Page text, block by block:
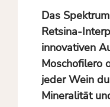
Das
Retsina-
innovativen
Moschofilero
jeder Wein
Mineralität